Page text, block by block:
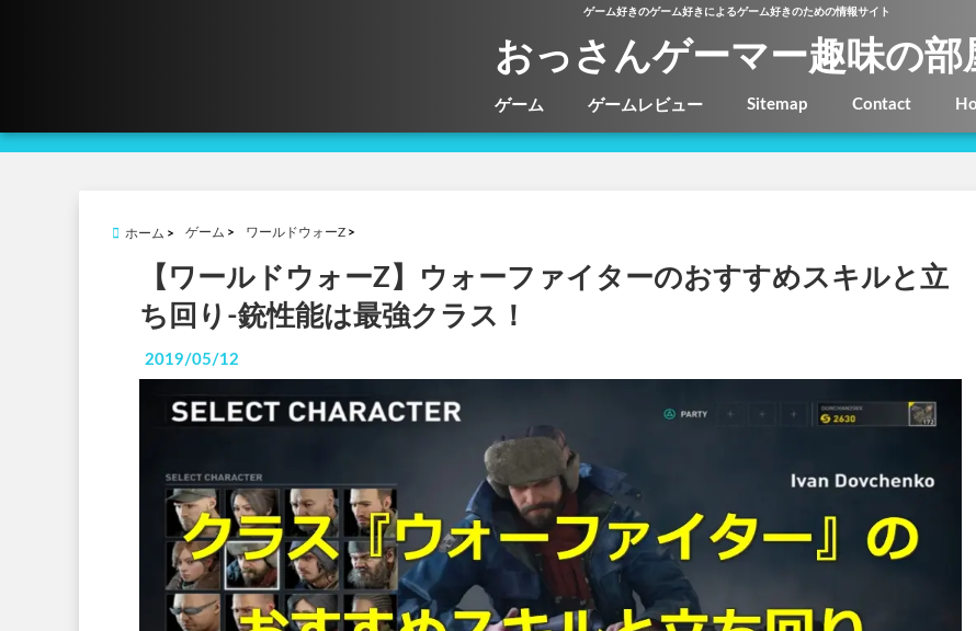
ゲーム好きのゲーム好きによるゲーム好きのための情報サイト
おっさんゲーマー趣味の部
ゲーム ゲームレビュー Sitemap Contact
ホーム ゲーム ワールドウォーZ
【ワールドウォーZ】ウォーファイターのおすすめスキルと立
ち回り-銃性能は最強クラス！
2019/05/12